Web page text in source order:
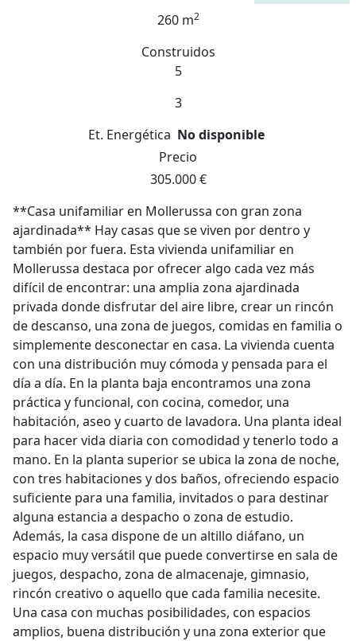
260 m2
Construidos
5
3
Et. Energética No disponible
Precio
305.000 €
**Casa unifamiliar en Mollerussa con gran zona
ajardinada** Hay casas que se viven por dentro y
también por fuera. Esta vivienda unifamiliar en
Mollerussa destaca por ofrecer algo cada vez más
difícil de encontrar: una amplia zona ajardinada
privada donde disfrutar del aire libre, crear un rincón
de descanso, una zona de juegos, comidas en familia o
simplemente desconectar en casa. La vivienda cuenta
con una distribución muy cómoda y pensada para el
día a día. En la planta baja encontramos una zona
práctica y funcional, con cocina, comedor, una
habitación, aseo y cuarto de lavadora. Una planta ideal
para hacer vida diaria con comodidad y tenerlo todo a
mano. En la planta superior se ubica la zona de noche,
con tres habitaciones y dos baños, ofreciendo espacio
suficiente para una familia, invitados o para destinar
alguna estancia a despacho o zona de estudio.
Además, la casa dispone de un altillo diáfano, un
espacio muy versátil que puede convertirse en sala de
juegos, despacho, zona de almacenaje, gimnasio,
rincón creativo o aquello que cada familia necesite.
Una casa con muchas posibilidades, con espacios
amplios, buena distribución y una zona exterior que